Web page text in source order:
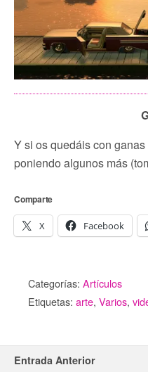
Y si os quedáis con ganas
poniendo algunos más
Comparte
X Facebook
Categorías: Artículos
Etiquetas: arte, Varios,
Entrada Anterior